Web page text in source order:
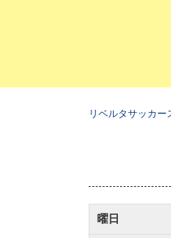
リベルタサッカー
曜日